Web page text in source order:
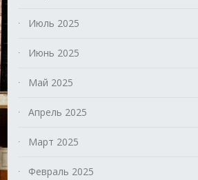
Июль 2025
Июнь 2025
Май 2025
Апрель 2025
Март 2025
Февраль 2025